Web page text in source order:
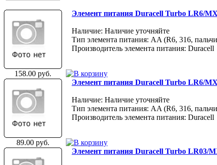
Элемент питания Duracell Turbo LR6/
Наличие: Наличие уточняйте
Тип элемента питания: AA (R6, 316,
Производитель элемента питания: Duracell
158.00 руб.
Элемент питания Duracell Turbo LR6/
Наличие: Наличие уточняйте
Тип элемента питания: AA (R6, 316,
Производитель элемента питания: Duracell
89.00 руб.
Элемент питания Duracell Turbo LR03/